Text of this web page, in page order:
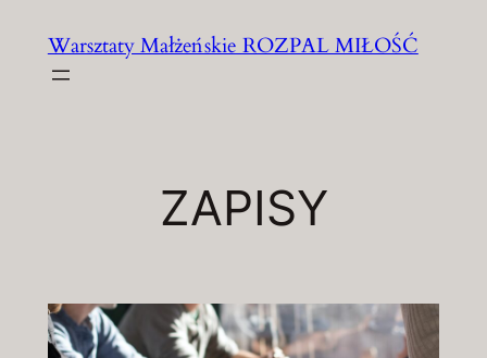
treści
Warsztaty Małżeńskie ROZPAL MIŁOŚĆ
ZAPISY